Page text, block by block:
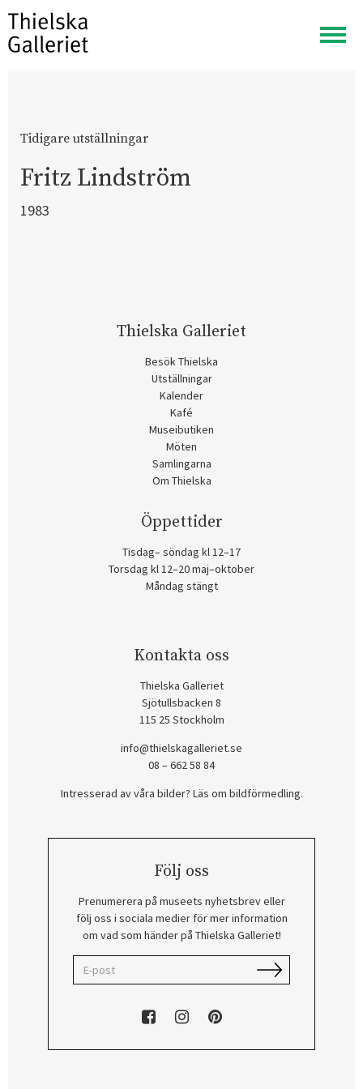
Visa
meny
Tidigare utställningar
Fritz Lindström
1983
Thielska Galleriet
Besök Thielska
Utställningar
Kalender
Kafé
Museibutiken
Möten
Samlingarna
Om Thielska
Öppettider
Tisdag– söndag kl 12–17
Torsdag kl 12–20 maj–oktober
Måndag stängt
Kontakta oss
Thielska Galleriet
Sjötullsbacken 8
115 25 Stockholm
info@thielskagalleriet.se
08 – 662 58 84
Intresserad av våra bilder? Läs om bildförmedling.
Följ oss
Prenumerera på museets nyhetsbrev eller
följ oss i sociala medier för mer information
om vad som händer på Thielska Galleriet!